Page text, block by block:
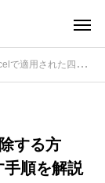
れた四捨五入を解除する方法！元の値を表示する設定に戻す手順を解説
する方
手順を解説